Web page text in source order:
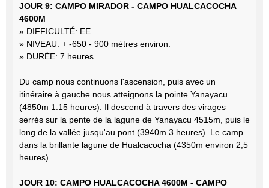
JOUR 9: CAMPO MIRADOR - CAMPO HUALCACOCHA
4600M
» DIFFICULTÉ: EE
» NIVEAU: + -650 - 900 mètres environ.
» DURÉE: 7 heures
Du camp nous continuons l'ascension, puis avec un
itinéraire à gauche nous atteignons la pointe Yanayacu
(4850m 1:15 heures). Il descend à travers des virages
serrés sur la pente de la lagune de Yanayacu 4515m, puis le
long de la vallée jusqu'au pont (3940m 3 heures). Le camp
dans la brillante lagune de Hualcacocha (4350m environ 2,5
heures)
JOUR 10: CAMPO HUALCACOCHA 4600M - CAMPO